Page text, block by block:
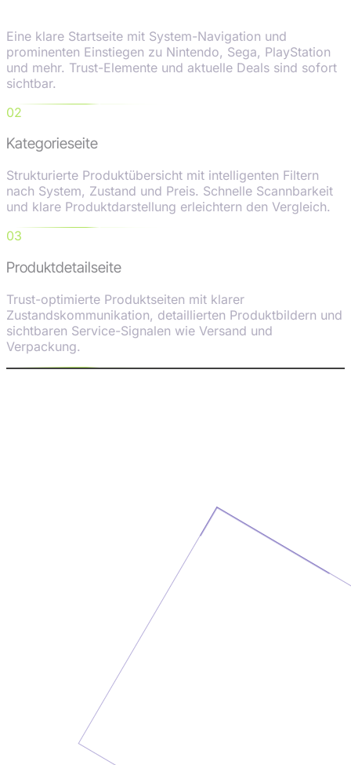
Eine klare Startseite mit System-Navigation und
prominenten Einstiegen zu Nintendo, Sega, PlayStation
und mehr. Trust-Elemente und aktuelle Deals sind sofort
sichtbar.
02
Kategorieseite
Strukturierte Produktübersicht mit intelligenten Filtern
nach System, Zustand und Preis. Schnelle Scannbarkeit
und klare Produktdarstellung erleichtern den Vergleich.
03
Produktdetailseite
Trust-optimierte Produktseiten mit klarer
Zustandskommunikation, detaillierten Produktbildern und
sichtbaren Service-Signalen wie Versand und
Verpackung.